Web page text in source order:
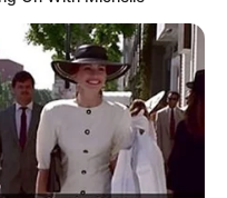
un café glacé, mais
c’est Vanessa qui